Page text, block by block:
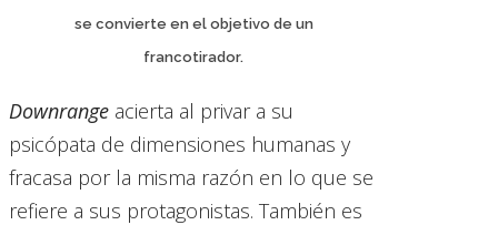
se convierte en el objetivo de un
francotirador.
Downrange acierta al privar a su
psicópata de dimensiones humanas y
fracasa por la misma razón en lo que se
refiere a sus protagonistas. También es